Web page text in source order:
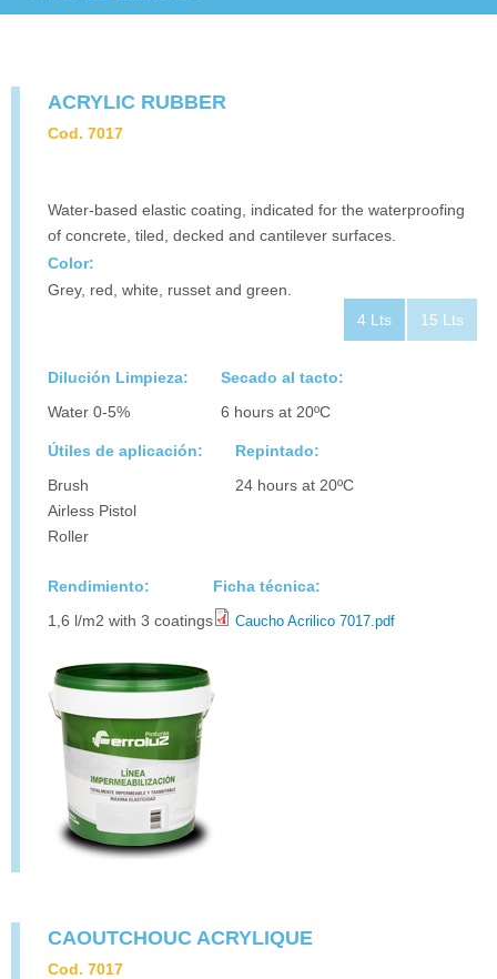
DESCARGAS
ACRYLIC RUBBER
Cod. 7017
Water-based elastic coating, indicated for the waterproofing
of concrete, tiled, decked and cantilever surfaces.
Color:
Grey, red, white, russet and green.
15 Lts
4 Lts
Dilución Limpieza:
Water 0-5%
Secado al tacto:
6 hours at 20ºC
Útiles de aplicación:
Brush
Airless Pistol
Roller
Repintado:
24 hours at 20ºC
Rendimiento:
1,6 l/m2 with 3 coatings
Ficha técnica:
Caucho Acrilico 7017.pdf
CAOUTCHOUC ACRYLIQUE
Cod. 7017